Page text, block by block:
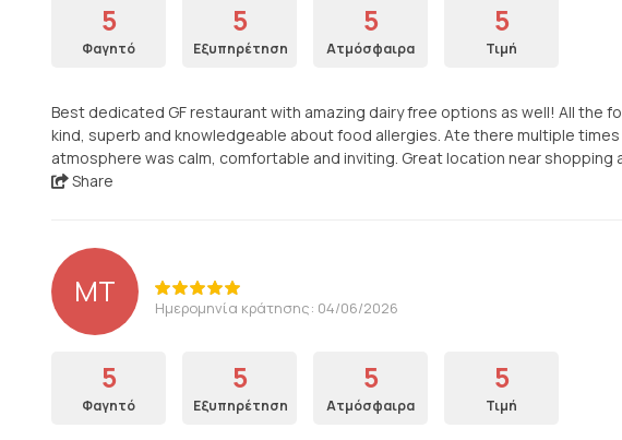
5
Φαγητό
5
Εξυπηρέτηση
5
Ατμόσφαιρα
5
Τιμή
Best dedicated GF restaurant with amazing dairy free options as well! All the
kind, superb and knowledgeable about food allergies. Ate there multiple
atmosphere was calm, comfortable and inviting. Great location near shopping
Share
MT Ημερομηνία κράτησης: 04/06/2026
5
Φαγητό
5
Εξυπηρέτηση
5
Ατμόσφαιρα
5
Τιμή